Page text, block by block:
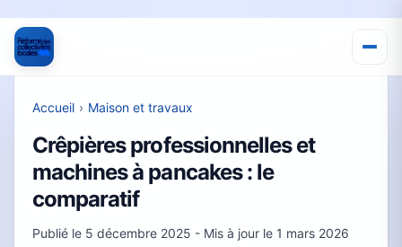
Accueil › Maison et travaux
Crêpières professionnelles et
machines à pancakes : le
comparatif
Publié le 5 décembre 2025 - Mis à jour le 1 mars 2026